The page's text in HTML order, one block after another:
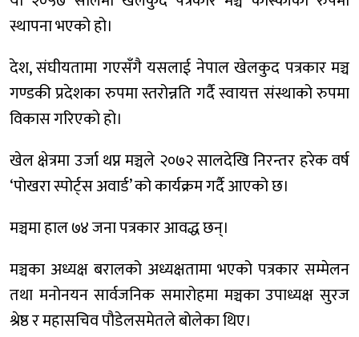
स्थापना भएको हो।
देश, संघीयतामा गएसँगै यसलाई नेपाल खेलकुद पत्रकार मञ्च
गण्डकी प्रदेशका रुपमा स्तरोन्नति गर्दै स्वायत्त संस्थाको रुपमा
विकास गरिएको हो।
खेल क्षेत्रमा उर्जा थप्न मञ्चले २०७२ सालदेखि निरन्तर हरेक वर्ष
‘पोखरा स्पोर्ट्स अवार्ड’ को कार्यक्रम गर्दै आएको छ।
मञ्चमा हाल ७४ जना पत्रकार आवद्ध छन्।
मञ्चका अध्यक्ष बरालको अध्यक्षतामा भएको पत्रकार सम्मेलन
तथा मनोनयन सार्वजनिक समारोहमा मञ्चका उपाध्यक्ष सुरज
श्रेष्ठ र महासचिव पौडेलसमेतले बोलेका थिए।